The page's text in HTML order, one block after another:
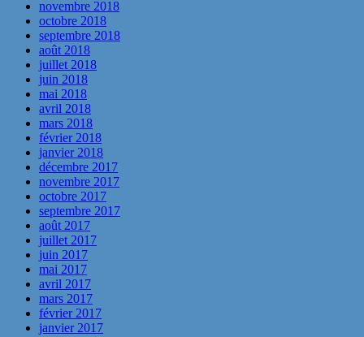
novembre 2018
octobre 2018
septembre 2018
août 2018
juillet 2018
juin 2018
mai 2018
avril 2018
mars 2018
février 2018
janvier 2018
décembre 2017
novembre 2017
octobre 2017
septembre 2017
août 2017
juillet 2017
juin 2017
mai 2017
avril 2017
mars 2017
février 2017
janvier 2017